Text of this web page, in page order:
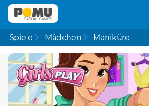
Spiele Mädchen Maniküre